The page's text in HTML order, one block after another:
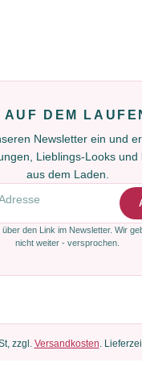
AUF DEM
Newsletter ein und
Lieblings-Looks und
aus dem Laden.
den Link im Newsletter. Wir
nicht weiter - versprochen.
zzgl. Versandkosten.